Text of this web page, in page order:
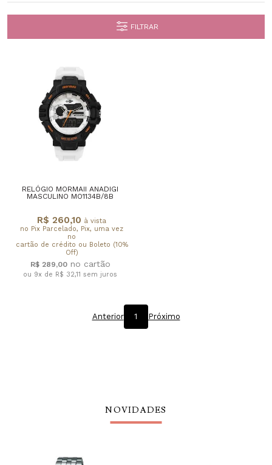
FILTRAR
RELÓGIO MORMAII ANADIGI
MASCULINO MO1134B/8B
R$ 260,10 à vista
no Pix Parcelado, Pix, uma vez
no
cartão de crédito ou Boleto (10%
Off)
R$ 289,00
ou 9x de R$ 32,11 sem juros
Anterior 1 Próximo
NOVIDADES